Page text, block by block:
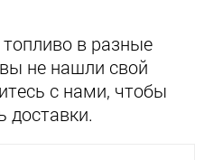
в разные
не нашли свой
с нами, чтобы
доставки.